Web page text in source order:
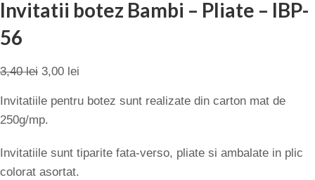
Invitatii botez Bambi – Pliate – IBP-
56
3,40lei 3,00 lei
Invitatiile pentru botez sunt realizate din carton mat de
250g/mp.
Invitatiile sunt tiparite fata-verso, pliate si ambalate in plic
colorat asortat.